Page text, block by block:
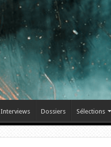
Interviews Dossiers Sélections